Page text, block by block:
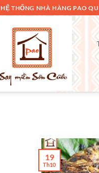
HỆ THỐNG NHÀ HÀNG PAO
19
Th10